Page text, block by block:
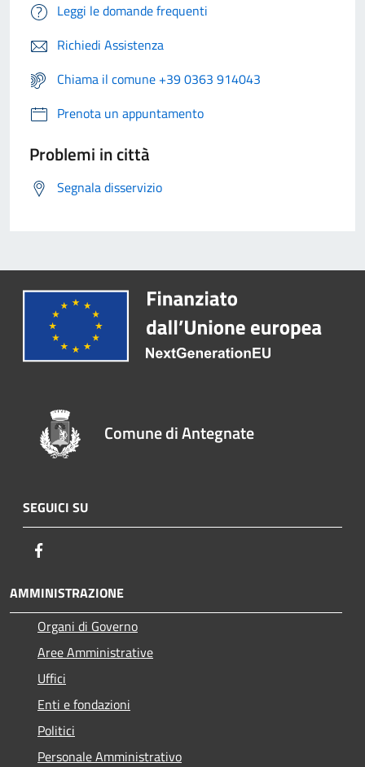
Leggi le domande frequenti
Richiedi Assistenza
Chiama il comune +39 0363 914043
Prenota un appuntamento
Problemi in città
Segnala disservizio
Comune di Antegnate
SEGUICI SU
AMMINISTRAZIONE
Organi di Governo
Aree Amministrative
Uffici
Enti e fondazioni
Politici
Personale Amministrativo